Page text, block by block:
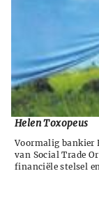
Helen Toxopeus
Voormalig bankier
van Social Trade
financiële stelsel